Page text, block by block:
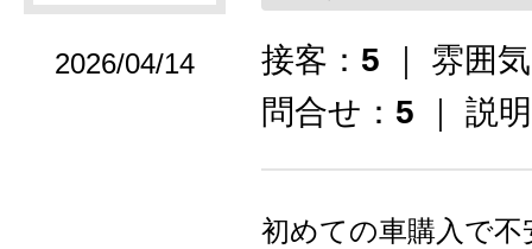
2026/04/14 接客： 5 ｜ 雰囲
問合せ： 5 ｜ 説
初めての車購入で